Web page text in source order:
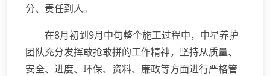
分、责任到人。
在8月初到9月中旬整个施工过程中，中星养护
团队充分发挥敢抢敢拼的工作精神，坚持从质量、
安全、进度、环保、资料、廉政等方面进行严格管